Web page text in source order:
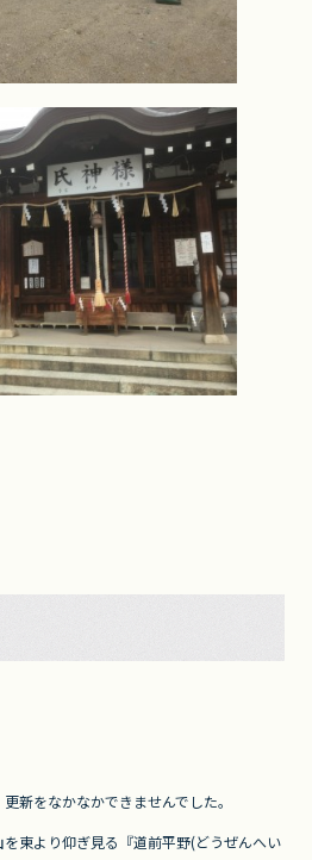
新をなかなかできませんでした。
東より仰ぎ見る『道前平野(どうぜんへい